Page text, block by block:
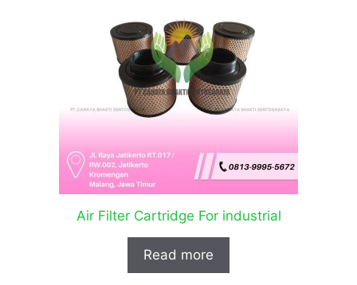
Air Filter Cartridge For industrial
Read more